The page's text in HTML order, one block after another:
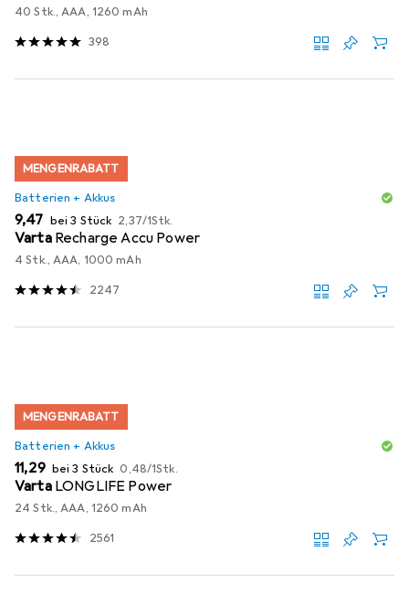
40 Stk., AAA, 1260 mAh
398
MENGENRABATT
Batterien + Akkus
EUR
9,47 bei 3 Stück EUR
2,37/1Stk.
Varta Recharge Accu Power
4 Stk., AAA, 1000 mAh
2247
MENGENRABATT
Batterien + Akkus
EUR
11,29 bei 3 Stück EUR
0,48/1Stk.
Varta LONGLIFE Power
24 Stk., AAA, 1260 mAh
2561